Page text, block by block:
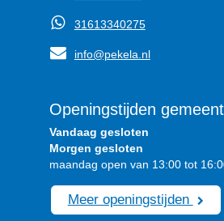
31613340275
info@pekela.nl
Openingstijden
Vandaag gesloten
Morgen gesloten
maandag open van 13:00 tot
Meer openingstijden